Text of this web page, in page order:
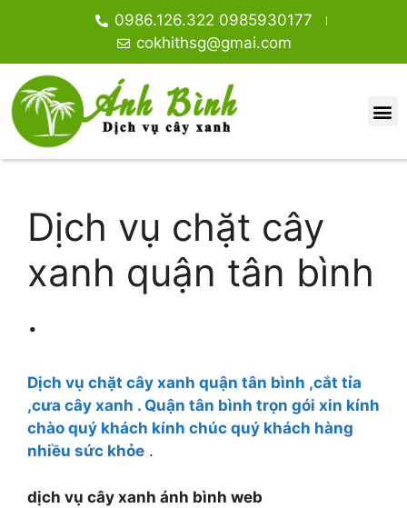
0986.126.322 0985930177
cokhithsg@gmai.com
Dịch vụ chặt cây
xanh quận tân bình
.
Dịch vụ chặt cây xanh quận tân bình ,cắt tỉa
,cưa cây xanh . Quận tân bình trọn gói xin kính
chào quý khách kính chúc quý khách hàng
nhiều sức khỏe .
dịch vụ cây xanh ánh bình web